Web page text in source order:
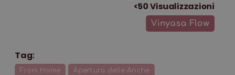
<50Visualizzazioni
Vinyasa Flow
Tag:
From Home Apertura delle Anche